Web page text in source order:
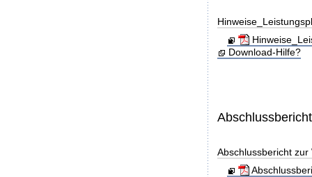
Download-Hilfe?
Abschlussbericht